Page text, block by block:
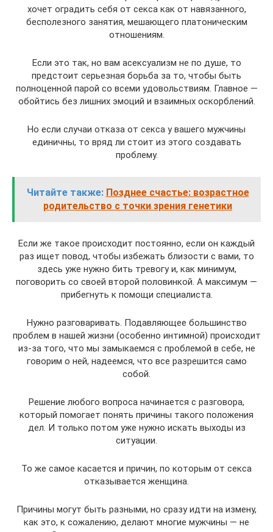
хочет оградить себя от секса как от навязанного,
бесполезного занятия, мешающего платоническим
отношениям.
Если это так, но вам асексуализм не по душе, то
предстоит серьезная борьба за то, чтобы быть
полноценной парой со всеми удовольствиям. Главное —
обойтись без лишних эмоций и взаимных оскорблений.
Но если случаи отказа от секса у вашего мужчины
единичны, то вряд ли стоит из этого создавать
проблему.
Читайте также: Позднее счастье: возрастное
родительство с точки зрения генетики
Если же такое происходит постоянно, если он каждый
раз ищет повод, чтобы избежать близости с вами, то
здесь уже нужно бить тревогу и, как минимум,
поговорить со своей второй половинкой. А максимум —
прибегнуть к помощи специалиста.
Нужно разговаривать. Подавляющее большинство
проблем в нашей жизни (особенно интимной) происходит
из-за того, что мы замыкаемся с проблемой в себе, не
говорим о ней, надеемся, что все разрешится само
собой.
Решение любого вопроса начинается с разговора,
который помогает понять причины такого положения
дел. И только потом уже нужно искать выходы из
ситуации.
То же самое касается и причин, по которым от секса
отказывается женщина.
Причины могут быть разными, но сразу идти на измену,
как это, к сожалению, делают многие мужчины — не